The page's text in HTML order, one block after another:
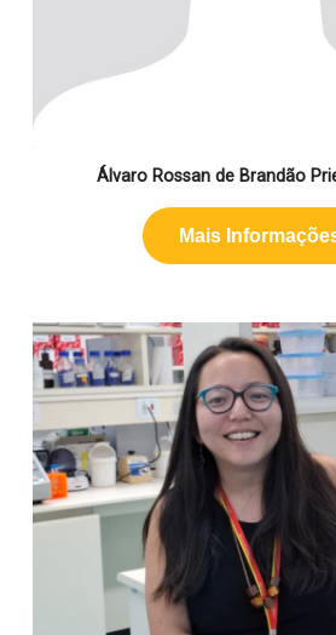
Álvaro Rossan de Brandão
Mais